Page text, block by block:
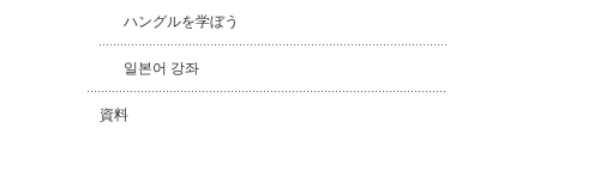
ハングルを学ぼう
일본어 강좌
資料